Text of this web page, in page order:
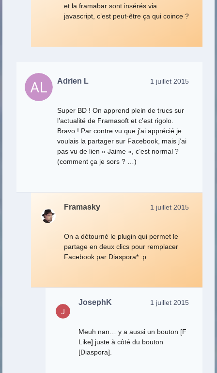
et la framabar sont insérés via
javascript, c’est peut-être ça qui coince ?
Adrien L 1 juillet 2015
Super BD ! On apprend plein de trucs sur
l’actualité de Framasoft et c’est rigolo.
Bravo ! Par contre vu que j’ai apprécié je
voulais la partager sur Facebook, mais j’ai
pas vu de lien « Jaime », c’est normal ?
(comment ça je sors ? …)
Framasky 1 juillet 2015
On a détourné le plugin qui permet le
partage en deux clics pour remplacer
Facebook par Diaspora* :p
JosephK 1 juillet 2015
Meuh nan… y a aussi un bouton [F
Like] juste à côté du bouton
[Diaspora].